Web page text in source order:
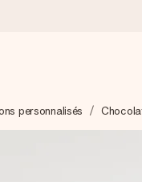
avec attention et
personnalisés